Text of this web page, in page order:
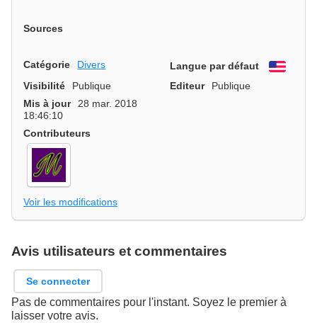
Sources
Catégorie Divers Langue par défaut
Visibilité
Publique Editeur
Publique
Mis à jour
28 mar. 2018
18:46:10
Contributeurs
Voir les modifications
Avis utilisateurs et commentaires
Se connecter
Pas de commentaires pour l'instant. Soyez le premier à
laisser votre avis.